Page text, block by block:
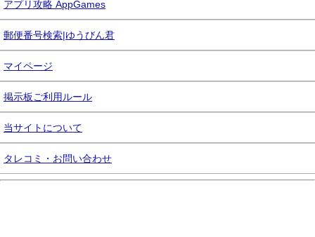
アプリ攻略 AppGames
郵便番号検索|ゆうびん君
マイページ
掲示板ご利用ルール
当サイトについて
タレコミ・お問い合わせ